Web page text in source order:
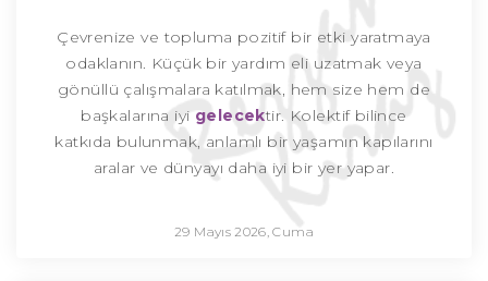
Çevrenize ve topluma pozitif bir etki yaratmaya
odaklanın. Küçük bir yardım eli uzatmak veya
gönüllü çalışmalara katılmak, hem size hem de
başkalarına iyi gelecektir. Kolektif bilince
katkıda bulunmak, anlamlı bir yaşamın kapılarını
aralar ve dünyayı daha iyi bir yer yapar.
29 Mayıs 2026, Cuma